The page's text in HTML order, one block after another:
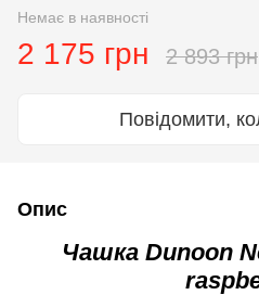
Немає в наявності
2 175 грн 2 893 грн
Повідомити,
Опис
Чашка Dunoon